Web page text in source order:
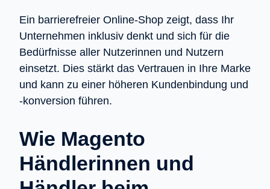
Ein barrierefreier Online-Shop zeigt, dass Ihr
Unternehmen inklusiv denkt und sich für die
Bedürfnisse aller Nutzerinnen und Nutzern
einsetzt. Dies stärkt das Vertrauen in Ihre Marke
und kann zu einer höheren Kundenbindung und
-konversion führen.
Wie Magento
Händlerinnen und